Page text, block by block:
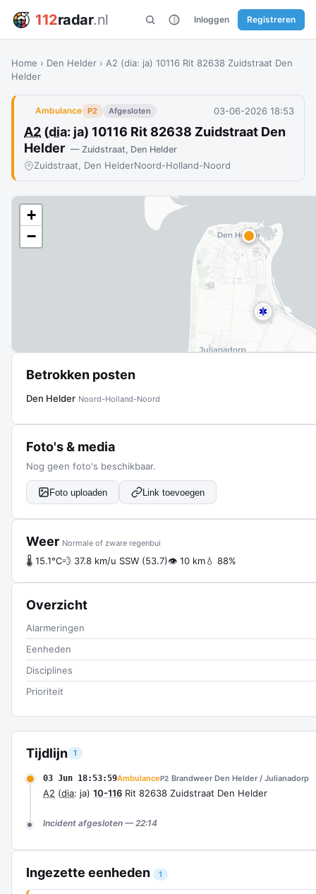
112radar.nl Inloggen Registreren
Home › Den Helder › A2 (dia: ja) 10116 Rit 82638 Zuidstraat Den
Helder
Ambulance P2 Afgesloten 03-06-2026 18:53
A2 (dia: ja) 10116 Rit 82638 Zuidstraat Den
Helder — Zuidstraat, Den Helder
Zuidstraat, Den HelderNoord-Holland-Noord
Tijdlijn 1
03 Jun 18:53:59AmbulanceP2 Brandweer Den Helder / Julianadorp
A2 (dia: ja) 10-116 Rit 82638 Zuidstraat Den Helder
Incident afgesloten — 22:14
Ingezette eenheden 1
+
−
Betrokken posten
Den Helder Noord-Holland-Noord
Foto's & media
Nog geen foto's beschikbaar.
Foto uploaden Link toevoegen
Weer Normale of zware regenbui
🌡 15.1°C💨 37.8 km/u SSW (53.7)👁 10 km💧 88%
Overzicht
Alarmeringen
Eenheden
Disciplines
Prioriteit